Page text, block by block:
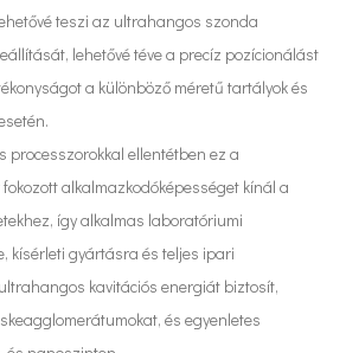
és az öregedésgátló gyógyszerek
teszi az ultrahangos szonda
lehetővé téve a precíz pozícionálást
a különböző méretű tartályok és
processzorokkal ellentétben ez a
alkalmazkodóképességet kínál a
így alkalmas laboratóriumi
kísérleti gyártásra és teljes ipari
kavitációs energiát biztosít,
és egyenletes